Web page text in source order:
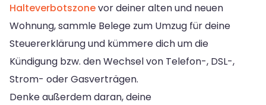
Halteverbotszonevor deiner alten und neuen
Wohnung, sammle Belege zum Umzug für deine
Steuererklärung und kümmere dich um die
Kündigung bzw. den Wechsel von Telefon-, DSL-,
Strom- oder Gasverträgen.
Denke außerdem daran, deine